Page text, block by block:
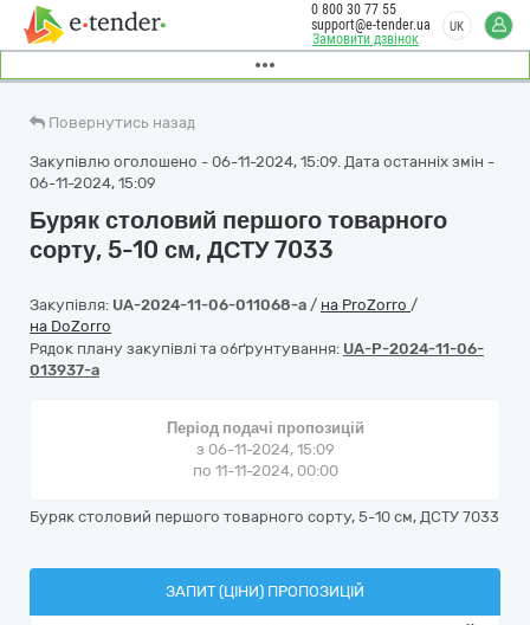
Замовити дзвінок
0 800 30 77 55
support@e-tender.ua
UK
Повернутись назад
Закупівлю оголошено - 06-11-2024, 15:09. Дата останніх змін -
06-11-2024, 15:09
Буряк столовий першого товарного
сорту, 5-10 см, ДСТУ 7033
Закупівля: UA-2024-11-06-011068-a / на ProZorro /
на DoZorro
Рядок плану закупівлі та обґрунтування: UA-P-2024-11-06-
013937-a
Період подачі пропозицій
з 06-11-2024, 15:09
по 11-11-2024, 00:00
Буряк столовий першого товарного сорту, 5-10 см, ДСТУ 7033
ЗАПИТ (ЦІНИ) ПРОПОЗИЦІЙ